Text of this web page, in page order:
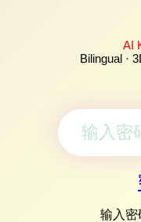
AI
Bilingual ·
输入密